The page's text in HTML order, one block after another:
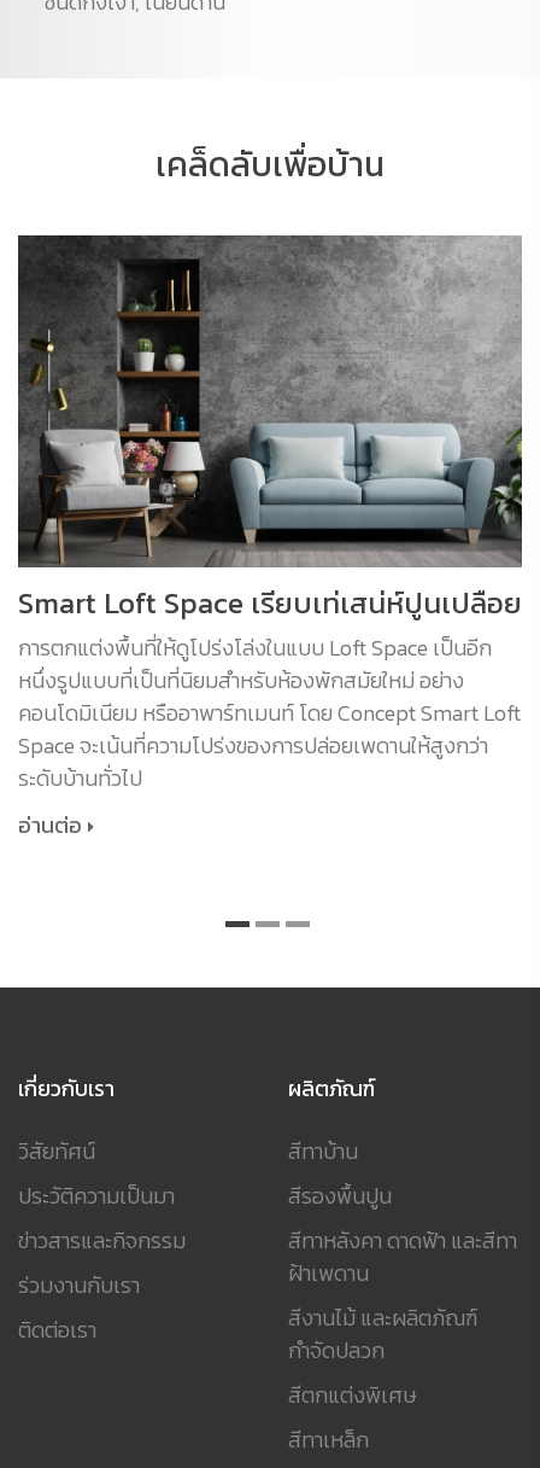
เคล็ดลับเพื่อบ้าน
Smart Loft Space เรียบเท่เสน่ห์ปูนเปลือย
การตกแต่งพื้นที่ให้ดูโปร่งโล่งในแบบ Loft Space เป็นอีก
หนึ่งรูปแบบที่เป็นที่นิยมสำหรับห้องพักสมัยใหม่ อย่าง
คอนโดมิเนียม หรืออาพาร์ทเมนท์ โดย Concept Smart Loft
Space จะเน้นที่ความโปร่งของการปล่อยเพดานให้สูงกว่า
ระดับบ้านทั่วไป
อ่านต่อ
เกี่ยวกับเรา
วิสัยทัศน์
ประวัติความเป็นมา
ข่าวสารและกิจกรรม
ร่วมงานกับเรา
ติดต่อเรา
ผลิตภัณฑ์
สีทาบ้าน
สีรองพื้นปูน
สีทาหลังคา ดาดฟ้า และสีทา
ฝ้าเพดาน
สีงานไม้ และผลิตภัณฑ์
กำจัดปลวก
สีตกแต่งพิเศษ
สีทาเหล็ก